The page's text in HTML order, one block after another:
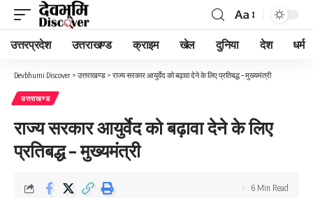
Font
Resizer
Aa
उत्तरप्रदेश उत्तराखण्ड क्राइम खेल दुनिया देश धर्म
Devbhumi Discover > उत्तराखण्ड > राज्य सरकार आयुर्वेद को बढ़ावा देने के लिए प्रतिबद्ध – मुख्यमंत्री
उत्तराखण्ड
राज्य सरकार आयुर्वेद को बढ़ावा देने के लिए
प्रतिबद्ध – मुख्यमंत्री
6 Min Read